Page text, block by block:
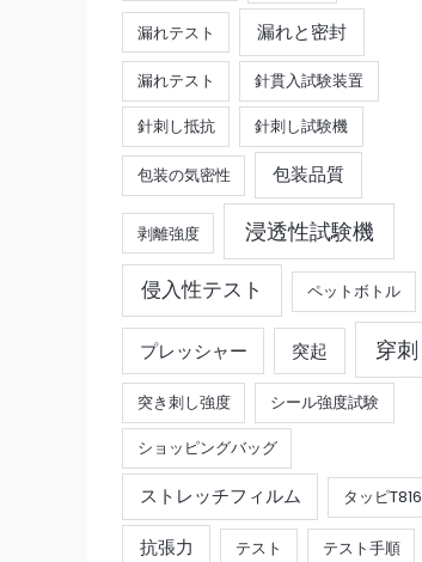
漏れテスト 漏れと密封
漏れテスト
針貫入試験装置
針刺し抵抗
針刺し試験機
包装の気密性 包装品質
剥離強度 浸透性試験機
侵入性テスト ペットボトル
プレッシャー 突起 穿刺
突き刺し強度
シール強度試験
ショッピングバッグ
ストレッチフィルム タッピT816
抗張力 テスト テスト手順